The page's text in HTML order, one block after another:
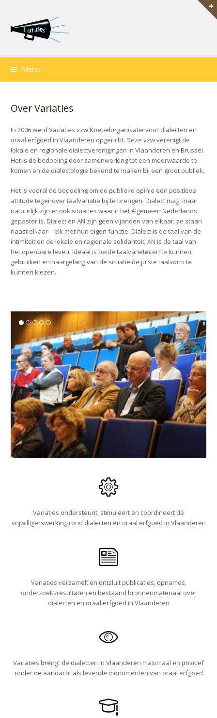
Menu
Over Variaties
In 2006 werd Variaties vzw Koepelorganisatie voor dialecten en
oraal erfgoed in Vlaanderen opgericht. Deze vzw verenigt de
lokale en regionale dialectverenigingen in Vlaanderen en Brussel.
Het is de bedoeling door samenwerking tot een meerwaarde te
komen en de dialectologie bekend te maken bij een groot publiek.
Het is vooral de bedoeling om de publieke opinie een positieve
attitude tegenover taalvariatie bij te brengen. Dialect mag, maar
natuurlijk zijn er ook situaties waarin het Algemeen Nederlands
gepaster is. Dialect en AN zijn geen vijanden van elkaar; ze staan
naast elkaar – elk met hun eigen functie. Dialect is de taal van de
intimiteit en de lokale en regionale solidariteit; AN is de taal van
het openbare leven. Ideaal is beide taalvariëteiten te kunnen
gebruiken en naargelang van de situatie de juiste taalvorm te
kunnen kiezen.
Variaties ondersteunt, stimuleert en coördineert de
vrijwilligerswerking rond dialecten en oraal erfgoed in Vlaanderen
Variaties verzamelt en ontsluit publicaties, opnames,
onderzoeksresultaten en bestaand bronnenmateriaal over
dialecten en oraal erfgoed in Vlaanderen
Variaties brengt de dialecten in Vlaanderen maximaal en positief
onder de aandacht als levende monumenten van oraal erfgoed